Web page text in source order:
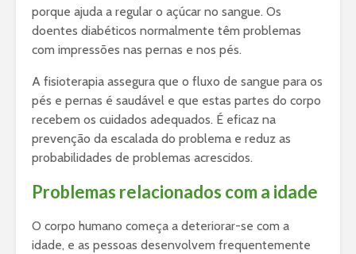
porque ajuda a regular o açúcar no sangue. Os
doentes diabéticos normalmente têm problemas
com impressões nas pernas e nos pés.
A fisioterapia assegura que o fluxo de sangue para os
pés e pernas é saudável e que estas partes do corpo
recebem os cuidados adequados. É eficaz na
prevenção da escalada do problema e reduz as
probabilidades de problemas acrescidos.
Problemas relacionados com a idade
O corpo humano começa a deteriorar-se com a
idade, e as pessoas desenvolvem frequentemente